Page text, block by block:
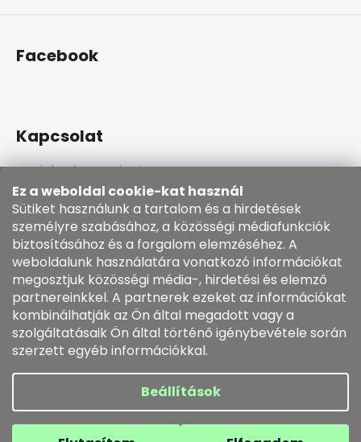
Ez a weboldal cookie-kat használ
Sütiket használunk a tartalom és a hirdetések
személyre szabásához, a közösségi médiafunkciók
biztosításához és a forgalom elemzéséhez. A
weboldalunk használatára vonatkozó információkat
megosztjuk közösségi média-, hirdetési és elemző
partnereinkkel. A partnerek ezeket az információkat
kombinálhatják az Ön által megadott vagy a
szolgáltatásaik Ön által történő igénybevétele során
szerzett egyéb információkkal.
Beállítások
Facebook
Kapcsolat
info@kozenezbozi.com
381281747, 603225633
603225633
https://www.facebook.com/kozenezbozi/
Informace pro vás
Általános szerződési feltételek
Cookie szabályzat
Rendelésem
Copyright 2026kozenezbozi.com. Minden jog